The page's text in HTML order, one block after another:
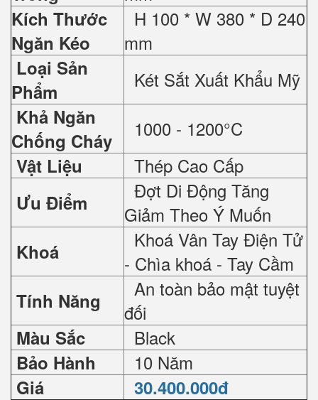
Kích Thước
Ngăn Kéo
H 100 * W 380 * D 240
mm
Loại Sản
Phẩm
Két Sắt Xuất Khẩu Mỹ
Khả Ngăn
Chống Cháy
1000 - 1200°C
Vật Liệu Thép Cao Cấp
Ưu Điểm
Đợt Di Động Tăng
Giảm Theo Ý Muốn
Khoá
Khoá Vân Tay Điện Tử
- Chìa khoá - Tay Cầm
Tính Năng
An toàn bảo mật tuyệt
đối
Màu Sắc Black
Bảo Hành 10 Năm
Giá 30.400.000đ